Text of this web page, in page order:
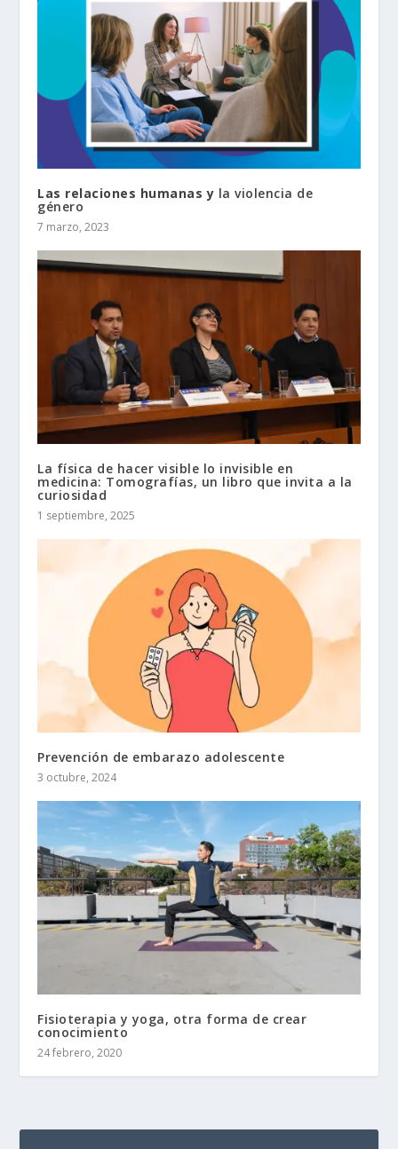
Las relaciones humanas y la violencia de
género
7 marzo, 2023
La física de hacer visible lo invisible en
medicina: Tomografías, un libro que invita a la
curiosidad
1 septiembre, 2025
Prevención de embarazo adolescente
3 octubre, 2024
Fisioterapia y yoga, otra forma de crear
conocimiento
24 febrero, 2020